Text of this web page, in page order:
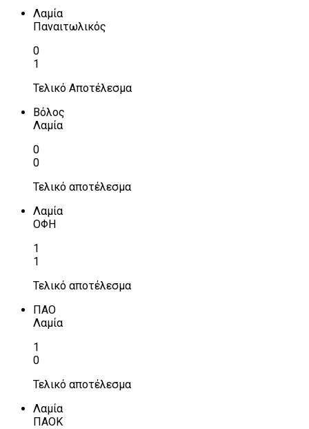
Λαμία
Παναιτωλικός
0
1
Τελικό Αποτέλεσμα
Βόλος
Λαμία
0
0
Τελικό αποτέλεσμα
Λαμία
ΟΦΗ
1
1
Τελικό αποτέλεσμα
ΠΑΟ
Λαμία
1
0
Τελικό αποτέλεσμα
Λαμία
ΠΑΟΚ